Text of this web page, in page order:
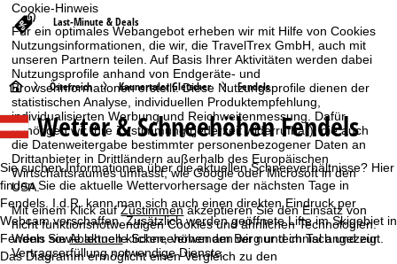
Cookie-Hinweis
Für ein optimales Webangebot erheben wir mit Hilfe von Cookies
Nutzungsinformationen, die wir, die TravelTrex GmbH, auch mit
unseren Partnern teilen. Auf Basis Ihrer Aktivitäten werden dabei
Nutzungsprofile anhand von Endgeräte- und
Browserinformationen erstellt. Diese Nutzungsprofile dienen der
statistischen Analyse, individuellen Produktempfehlung,
individualisierten Werbung und Reichweitenmessung. Dafür
benötigen wir Ihre Zustimmung (jederzeit widerrufbar), die auch
die Datenweitergabe bestimmter personenbezogener Daten an
Drittanbieter in Drittländern außerhalb des Europäischen
Wirtschaftsraumes umfasst, wie Google oder Microsoft in den
USA.
Mit einem Klick aufZustimmenakzeptieren Sie den Einsatz von
nicht funktionsnotwendigen Cookies und ähnlichen Technologien.
Wenn SieAblehnenklicken, verwenden wir nur technisch und zur
Vertragserfüllung notwendige Dienste.
Last-Minute & Deals
S
t
a
r
t
Österreich Kaunertaler Gletscher Fendels
Wetter & Schneehöhen Fendels
Sie suchen Informationen über die aktuellen Schneeverhältnisse? Hier
finden Sie die aktuelle Wettervorhersage der nächsten Tage in
Fendels. I.d.R. kann man sich auch einen direkten Eindruck per
Webcam verschaffen. Zusätzlich werden geöffnete Lifte im Skigebiet in
Fendels sowie aktuelle Schneehöhen am Berg und im Tal angezeigt.
Das Diagramm ermöglicht einen Vergleich zu den